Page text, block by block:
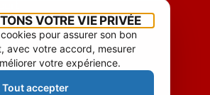
la basilique
Dieu
VOTRE VIE PRIVÉE
pour assurer son bon
avec votre accord, mesurer
votre expérience.
Tout accepter